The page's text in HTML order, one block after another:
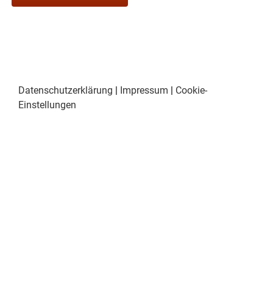
Datenschutzerklärung | Impressum | Cookie-
Einstellungen